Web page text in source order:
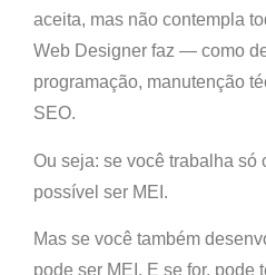
aceita, mas não contempla
Web Designer faz — como
programação, manutenção
SEO.
Ou seja: se você trabalha só
possível ser MEI.
Mas se você também
pode ser MEI . E se for, pode